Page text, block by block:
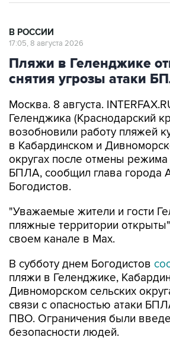
В РОССИИ
17:05, 8 августа 2026
Пляжи в Геленджике
снятия угрозы атаки
Москва. 8 августа.
Геленджика (Краснодарский
возобновили работу пляжей
в Кабардинском и
округах после отмены режима
БПЛА, сообщил глава города
Богодистов.
"Уважаемые жители и гости
пляжные территории
своем канале в Max.
В субботу днем Богодистов
пляжи в Геленджике,
Дивноморском сельских
связи с опасностью атаки
ПВО. Ограничения были
безопасности людей.